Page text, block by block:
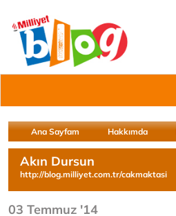
Ana Sayfam Hakkımda
Akın Dursun
http://blog.milliyet.com.tr/cakmaktasi
03 Temmuz '14